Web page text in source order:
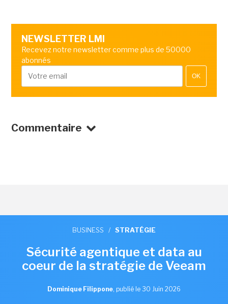
NEWSLETTER LMI
Recevez notre newsletter comme plus de 50000
abonnés
OK
Commentaire
BUSINESS / STRATÉGIE
Sécurité agentique et data au
coeur de la stratégie de Veeam
Dominique Filippone, publié le 30 Juin 2026